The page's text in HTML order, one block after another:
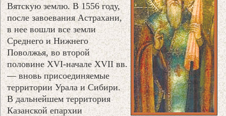
Вятскую землю. В 1556 году,
после завоевания Астрахани,
в нее вошли все земли
Среднего и Нижнего
Поволжья, во второй
половине XVI-начале XVII вв.
— вновь присоединяемые
территории Урала и Сибири.
В дальнейшем территория
Казанской епархии